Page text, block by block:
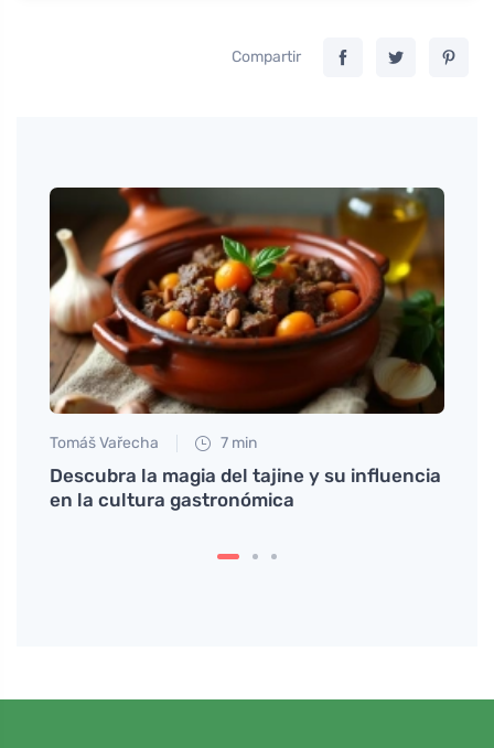
Compartir
Tomáš Vařecha 7 min
Descubra la magia del tajine y su influencia
en la cultura gastronómica